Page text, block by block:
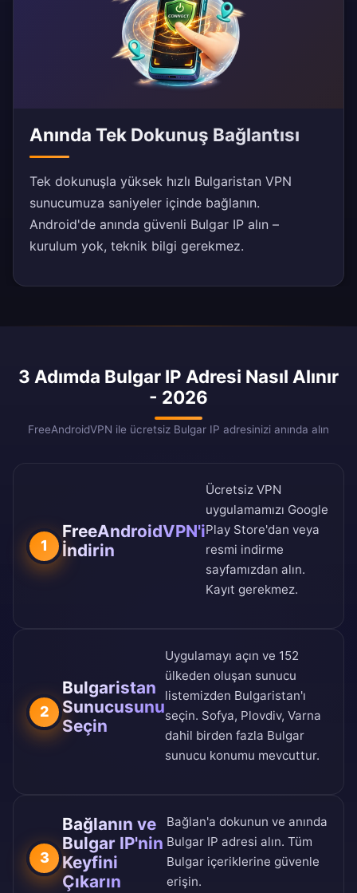
Anında Tek Dokunuş Bağlantısı
Tek dokunuşla yüksek hızlı Bulgaristan VPN
sunucumuza saniyeler içinde bağlanın.
Android'de anında güvenli Bulgar IP alın –
kurulum yok, teknik bilgi gerekmez.
3 Adımda Bulgar IP Adresi Nasıl Alınır
- 2026
FreeAndroidVPN ile ücretsiz Bulgar IP adresinizi anında alın
1
FreeAndroidVPN'i
İndirin
Ücretsiz VPN
uygulamamızı Google
Play Store'dan veya
resmi indirme
sayfamızdan alın.
Kayıt gerekmez.
2
Bulgaristan
Sunucusunu
Seçin
Uygulamayı açın ve 152
ülkeden oluşan sunucu
listemizden Bulgaristan'ı
seçin. Sofya, Plovdiv, Varna
dahil birden fazla Bulgar
sunucu konumu mevcuttur.
3
Bağlanın ve
Bulgar IP'nin
Keyfini
Çıkarın
Bağlan'a dokunun ve anında
Bulgar IP adresi alın. Tüm
Bulgar içeriklerine güvenle
erişin.